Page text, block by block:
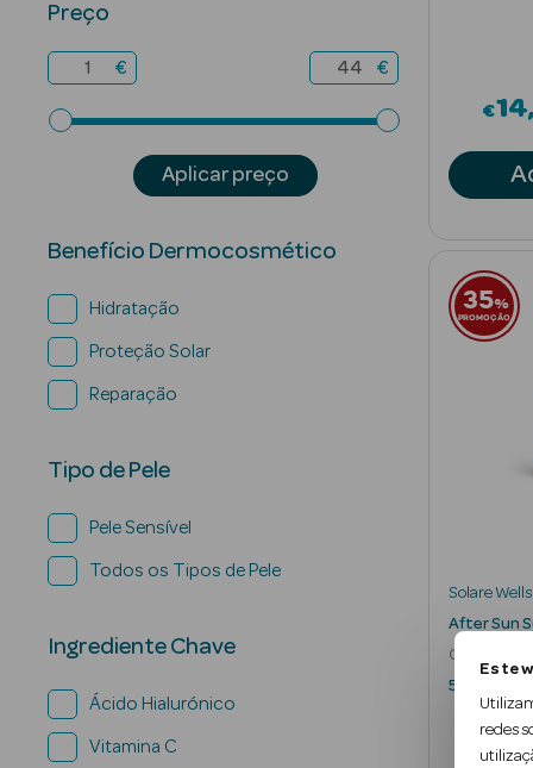
Este
redes
Preço
€ €
Aplicar preço
Benefício Dermocosmético
Hidratação
Proteção Solar
Reparação
Tipo de Pele
Pele Sensível
Todos os Tipos de Pele
Ingrediente Chave
Ácido Hialurónico
Vitamina C
€14
35%
PROMOÇÃO
Solare Wells
After Sun
Creme Pós
Suave
500 ml